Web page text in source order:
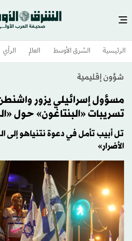
الرئيسية الشرق الأوسط​ العالم الرأي
شؤون إقليمية
مسؤول إسرائيلي يزور
تسريبات «البنتاغون» حول
تل أبيب تأمل في دعوة نتنياهو إلى
الأضرار»